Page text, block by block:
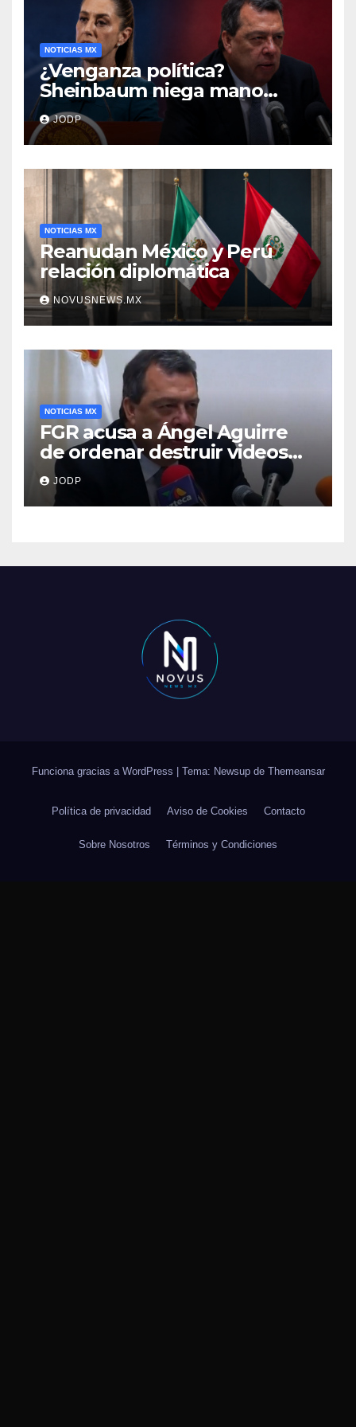
NOTICIAS MX
¿Venganza política?
Sheinbaum niega mano
negra en captura de Ángel
Aguirre
JODP
NOTICIAS MX
Reanudan México y Perú
relación diplomática
NOVUSNEWS.MX
NOTICIAS MX
FGR acusa a Ángel Aguirre
de ordenar destruir videos
clave del caso Ayotzinapa
JODP
Funciona gracias a WordPress | Tema: Newsup de Themeansar
Política de privacidad Aviso de Cookies Contacto
Sobre Nosotros Términos y Condiciones